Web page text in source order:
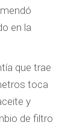
en la
que trae
toca
y
de filtro